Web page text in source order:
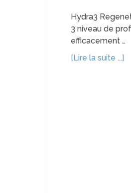
Hydra3
3 niveau de
efficacement …
[Lire la suite ...]